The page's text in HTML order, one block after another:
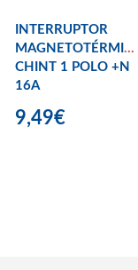
INTERRUPTOR
MAGNETOTÉRMICO
CHINT 1 POLO +N
16A
9,49€